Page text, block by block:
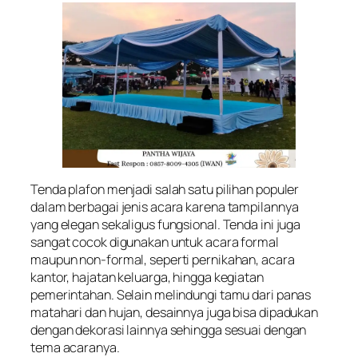
Tenda plafon menjadi salah satu pilihan populer
dalam berbagai jenis acara karena tampilannya
yang elegan sekaligus fungsional. Tenda ini juga
sangat cocok digunakan untuk acara formal
maupun non-formal, seperti pernikahan, acara
kantor, hajatan keluarga, hingga kegiatan
pemerintahan. Selain melindungi tamu dari panas
matahari dan hujan, desainnya juga bisa dipadukan
dengan dekorasi lainnya sehingga sesuai dengan
tema acaranya.